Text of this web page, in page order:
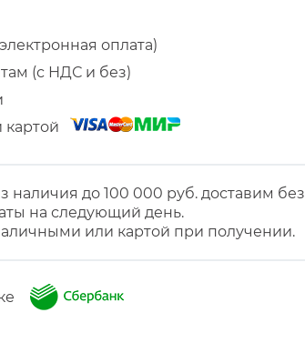
оплата)
(с НДС и без)
картой
наличия до 100 000 руб. доставим без
на следующий день.
или картой при получении.